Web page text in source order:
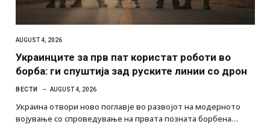
AUGUST 4, 2026
Украинците за прв пат користат роботи во
борба: ги спуштија зад руските линии со дрон
ВЕСТИ AUGUST 4, 2026
Украина отвори ново поглавје во развојот на модерното
војување со спроведување на првата позната борбена…